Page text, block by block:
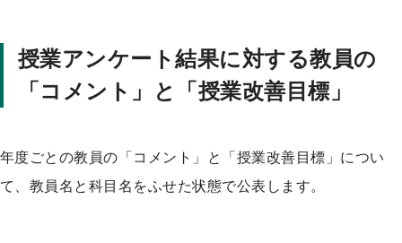
授業アンケート結果に対する教員の
「コメント」と「授業改善目標」
年度ごとの教員の「コメント」と「授業改善目標」につい
て、教員名と科目名をふせた状態で公表します。